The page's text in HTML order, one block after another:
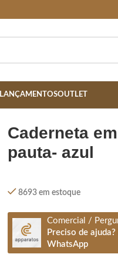
LANÇAMENTOSOUTLET
caderneta emborrachada s/
pauta- azul
8693 em estoque
Comercial /
Preciso de
WhatsApp